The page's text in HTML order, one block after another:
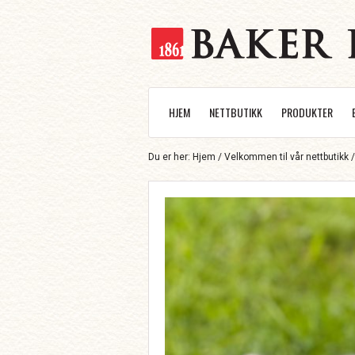
HJEM NETTBUTIKK PRODUKTER
Du er her: Hjem / Velkommen til vår nettbutikk